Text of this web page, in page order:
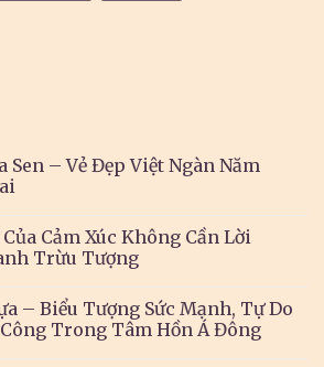
Sen – Vẻ Đẹp Việt Ngàn Năm
Cảm Xúc Không Cần Lời
Trừu Tượng
– Biểu Tượng Sức Mạnh, Tự Do
Trong Tâm Hồn Á Đông